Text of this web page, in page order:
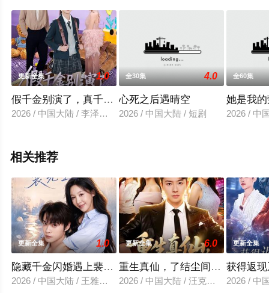
更新全集 1.0
假千金别演了，真千金你惹不起
2026 / 中国大陆 / 李泽宇＆芷芃
全30集 4.0
心死之后遇晴空
2026 / 中国大陆 / 短剧
全60集
她是我
2026 / 中
相关推荐
更新全集 1.0
隐藏千金闪婚遇上裴先生
2026 / 中国大陆 / 王雅清＆朱城玮
更新全集 6.0
重生真仙，了结尘间恩怨
2026 / 中国大陆 / 汪克强＆田诗园
更新全集
获得返
2026 / 中